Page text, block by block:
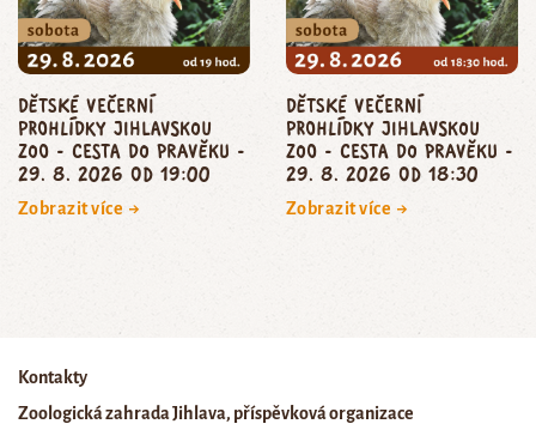
dětské večerní
prohlídky jihlavskou
zoo - CESTA DO PRAVĚKU -
29. 8. 2026 od 19:00
Zobrazit více →
dětské večerní
prohlídky jihlavskou
zoo - CESTA DO PRAVĚKU -
29. 8. 2026 od 18:30
Zobrazit více →
Kontakty
Zoologická zahrada Jihlava, příspěvková organizace